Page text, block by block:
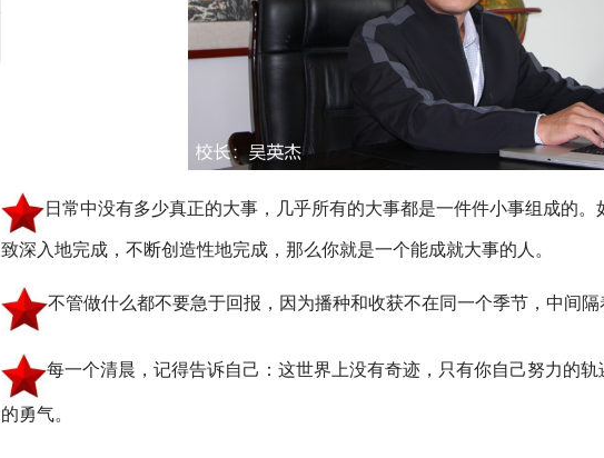
日常中没有多少真正的大事，几乎所有的大事都是一件件小事组成的
致深入地完成，不断创造性地完成，那么你就是一个能成就大事的人。
不管做什么都不要急于回报，因为播种和收获不在同一个季节，中间隔
每一个清晨，记得告诉自己：这世界上没有奇迹，只有你自己努力的
的勇气。